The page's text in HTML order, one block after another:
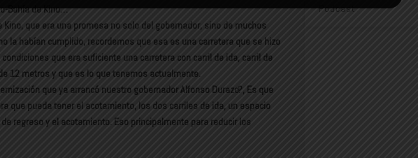
Bahía de Kino…
que era una promesa no solo del gobernador, sino de muchos
la habían cumplido, recordemos que esa es una carretera que se hizo
que era suficiente una carretera con carril de ida, carril de
12 metros y que es lo que tenemos actualmente.
que ya arrancó nuestro gobernador Alfonso Durazo?, Es que
que pueda tener el acotamiento, los dos carriles de ida, un espacio
regreso y el acotamiento. Eso principalmente para reducir los
Podcast